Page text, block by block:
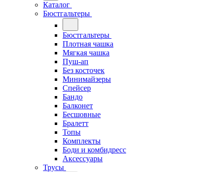
Каталог
Бюстгальтеры
Бюстгальтеры
Плотная чашка
Мягкая чашка
Пуш-ап
Без косточек
Минимайзеры
Спейсер
Бандо
Балконет
Бесшовные
Бралетт
Топы
Комплекты
Боди и комбидресс
Аксессуары
Трусы